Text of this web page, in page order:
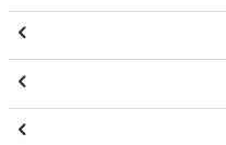


